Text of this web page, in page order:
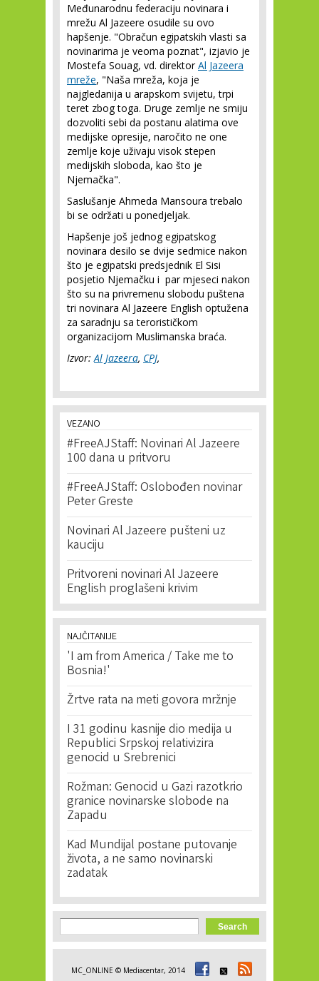
Međunarodnu federaciju novinara i
mrežu Al Jazeere osudile su ovo
hapšenje. "Obračun egipatskih vlasti sa
novinarima je veoma poznat", izjavio je
Mostefa Souag, vd. direktorAl Jazeera
mreže, "Naša mreža, koja je
najgledanija u arapskom svijetu, trpi
teret zbog toga. Druge zemlje ne smiju
dozvoliti sebi da postanu alatima ove
medijske opresije, naročito ne one
zemlje koje uživaju visok stepen
medijskih sloboda, kao što je
Njemačka".
Saslušanje Ahmeda Mansoura trebalo
bi se održati u ponedjeljak.
Hapšenje još jednog egipatskog
novinara desilo se dvije sedmice nakon
što je egipatski predsjednik El Sisi
posjetio Njemačku i par mjeseci nakon
što su na privremenu slobodu puštena
tri novinara Al Jazeere English optužena
za saradnju sa terorističkom
organizacijom Muslimanska braća.
Izvor:Al Jazeera, CPJ,
VEZANO
#FreeAJStaff: Novinari Al Jazeere
100 dana u pritvoru
#FreeAJStaff: Oslobođen novinar
Peter Greste
Novinari Al Jazeere pušteni uz
kauciju
Pritvoreni novinari Al Jazeere
English proglašeni krivim
NAJČITANIJE
'I am from America / Take me to
Bosnia!'
Žrtve rata na meti govora mržnje
I 31 godinu kasnije dio medija u
Republici Srpskoj relativizira
genocid u Srebrenici
Rožman: Genocid u Gazi razotkrio
granice novinarske slobode na
Zapadu
Kad Mundijal postane putovanje
života, a ne samo novinarski
zadatak
Search form
Search
MC_ONLINE © Mediacentar, 2014